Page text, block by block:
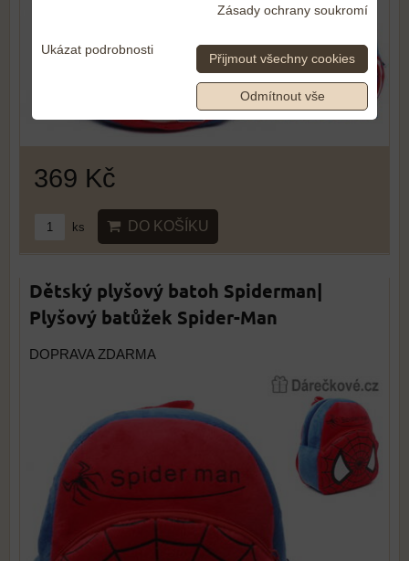
369 Kč
ks DO KOŠÍKU
Dětský plyšový batoh Spiderman|
Plyšový batůžek Spider-Man
DOPRAVA ZDARMA
Zásady ochrany soukromí
Ukázat podrobnosti
Přijmout všechny cookies
Odmítnout vše